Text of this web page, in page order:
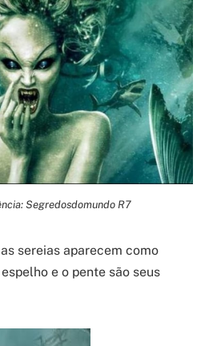
Segredosdomundo R7
sereias aparecem como
e o pente são seus